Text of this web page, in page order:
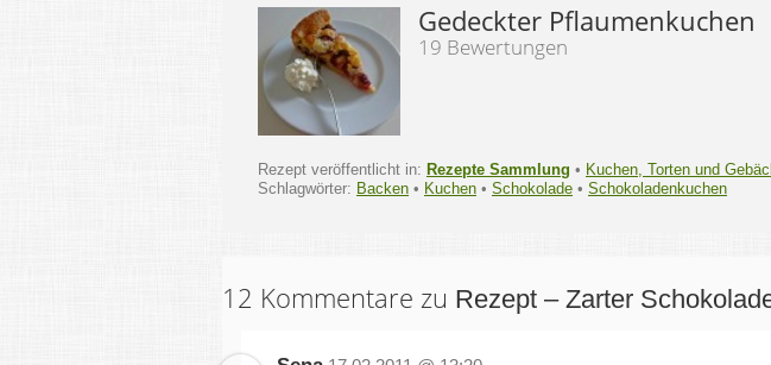
Gedeckter Pflaumenkuchen
19 Bewertungen
Rezept veröffentlicht in: Rezepte Sammlung • Kuchen, Torten und
Schlagwörter: Backen • Kuchen • Schokolade • Schokoladenkuchen
12 Kommentare zu Rezept – Zarter